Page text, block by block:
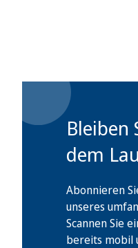
dem
Abonnieren
unseres
Scannen Sie
bereits mobil